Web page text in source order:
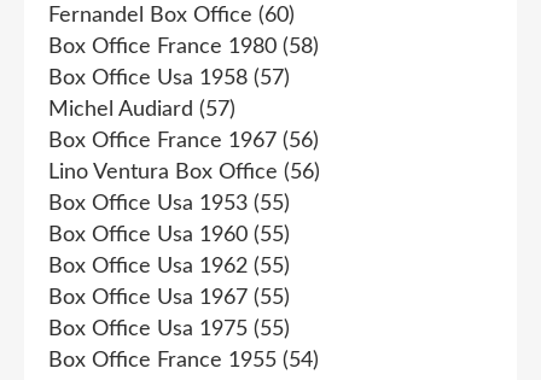
Fernandel Box Office (60)
Box Office France 1980 (58)
Box Office Usa 1958 (57)
Michel Audiard (57)
Box Office France 1967 (56)
Lino Ventura Box Office (56)
Box Office Usa 1953 (55)
Box Office Usa 1960 (55)
Box Office Usa 1962 (55)
Box Office Usa 1967 (55)
Box Office Usa 1975 (55)
Box Office France 1955 (54)